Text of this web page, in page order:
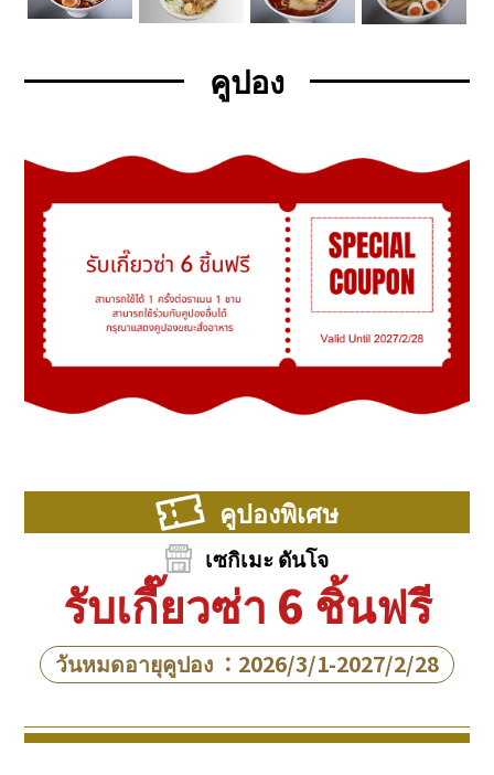
คูปอง
คูปองพิเศษ
เซกิเมะ ดันโจ
รับเกี๊ยวซ่า 6 ชิ้นฟรี
วันหมดอายุคูปอง ：2026/3/1-2027/2/28